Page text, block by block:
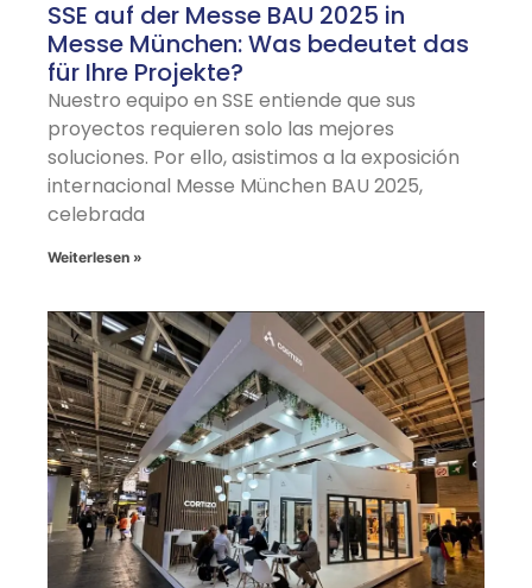
SSE auf der Messe BAU 2025 in
Messe München: Was bedeutet das
für Ihre Projekte?
Nuestro equipo en SSE entiende que sus
proyectos requieren solo las mejores
soluciones. Por ello, asistimos a la exposición
internacional Messe München BAU 2025,
celebrada
Weiterlesen »